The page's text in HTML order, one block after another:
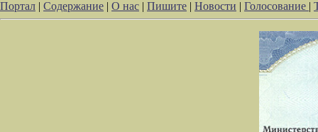
Портал | Содержание | О нас | Пишите | Новости | Голосование |